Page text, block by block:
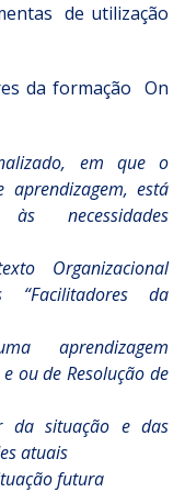
de utilização
da formação On
em que o
está
necessidades
Organizacional
da
aprendizagem
ou de Resolução de
da situação e das
atuais
futura